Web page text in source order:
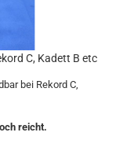
C, Kadett B etc
bei Rekord C,
reicht.